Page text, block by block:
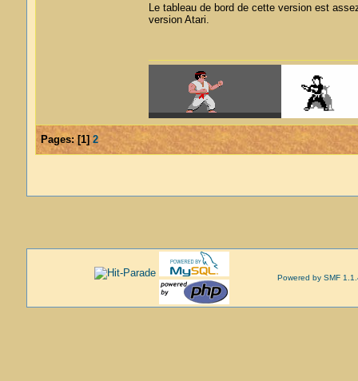
Le tableau de bord de cette version est
version Atari.
Pages:[1] 2
Powered by SMF